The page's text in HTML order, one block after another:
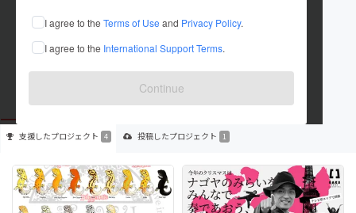
I agree to the Terms of Use and Privacy Policy.
I agree to the International Support Terms.
Continue
これまでに4回支援して1件のプロジェクトを投稿しています
在住国：日本 現在地：愛知県
出身国：日本 出身地：愛知県
支援したプロジェクト 4 投稿したプロジェクト 1